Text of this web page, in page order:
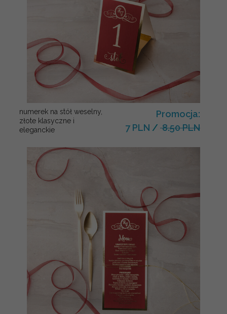
numerek na stół weselny,
złote klasyczne i
eleganckie
Promocja:
7 PLN / 8.50 PLN